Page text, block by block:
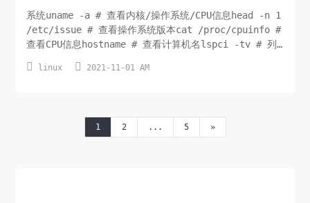
系统uname -a # 查看内核/操作系统/CPU信息head -n 1
/etc/issue # 查看操作系统版本cat /proc/cpuinfo #
查看CPU信息hostname # 查看计算机名lspci -tv # 列
 linux  2021-11-01 AM
1 2 ... 5 »